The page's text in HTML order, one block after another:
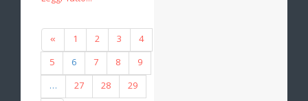
« 1 2 3
4
5
6 7 8
9
…
27 28
29